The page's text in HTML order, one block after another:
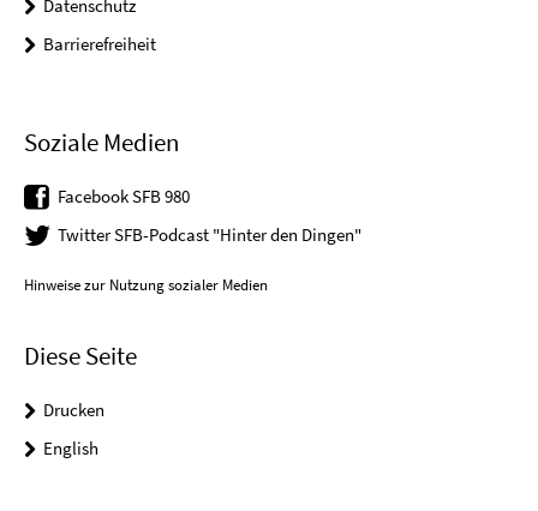
Datenschutz
Barrierefreiheit
Soziale Medien
Facebook SFB 980
Twitter SFB-Podcast "Hinter den Dingen"
Hinweise zur Nutzung sozialer Medien
Diese Seite
Drucken
English